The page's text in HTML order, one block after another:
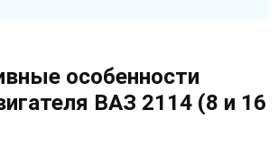
особенности
ВАЗ 2114 (8 и 16